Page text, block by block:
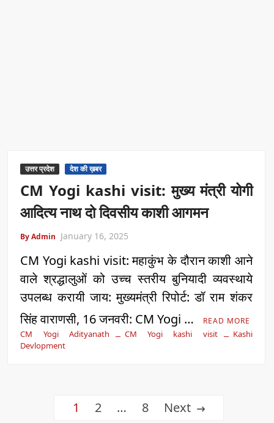
उत्तर प्रदेश देश की ख़बर
CM Yogi kashi visit: मुख्य मंत्री योगी
आदित्य नाथ दो दिवसीय काशी आगमन
By Admin January 16, 2025
CM Yogi kashi visit: महाकुंभ के दौरान काशी आने
वाले श्रद्धालुओं को उच्च स्तरीय बुनियादी व्यवस्थाये
उपलब्ध करायी जाय: मुख्यमंत्री रिपोर्ट: डॉ राम शंकर
सिंह वाराणसी, 16 जनवरी: CM Yogi …
READ MORE
CM Yogi Adityanath CM Yogi kashi visit
Kashi
Devlopment
1 2 … 8 Next